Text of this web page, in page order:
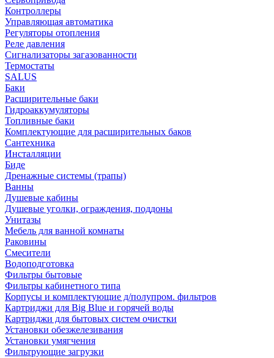
Контроллеры
Управляющая автоматика
Регуляторы отопления
Реле давления
Сигнализаторы загазованности
Термостаты
SALUS
Баки
Расширительные баки
Гидроаккумуляторы
Топливные баки
Комплектующие для расширительных баков
Сантехника
Инсталляции
Биде
Дренажные системы (трапы)
Ванны
Душевые кабины
Душевые уголки, ограждения, поддоны
Унитазы
Мебель для ванной комнаты
Раковины
Смесители
Водоподготовка
Фильтры бытовые
Фильтры кабинетного типа
Корпусы и комплектующие д/полупром. фильтров
Картриджи для Big Blue и горячей воды
Картриджи для бытовых систем очистки
Установки обезжелезивания
Установки умягчения
Фильтрующие загрузки